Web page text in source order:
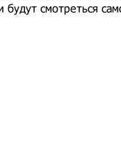
будут смотреться